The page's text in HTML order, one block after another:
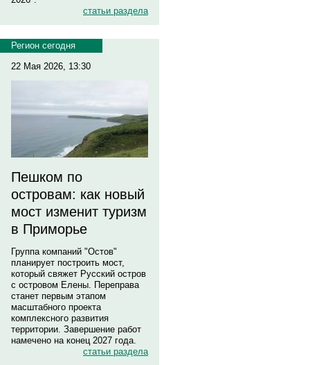
статьи раздела
Регион сегодня
22 Мая 2026, 13:30
Пешком по
островам: как новый
мост изменит туризм
в Приморье
Группа компаний "Остов"
планирует построить мост,
который свяжет Русский остров
с островом Елены. Переправа
станет первым этапом
масштабного проекта
комплексного развития
территории. Завершение работ
намечено на конец 2027 года.
статьи раздела